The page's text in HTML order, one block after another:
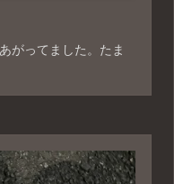
がってました。たま